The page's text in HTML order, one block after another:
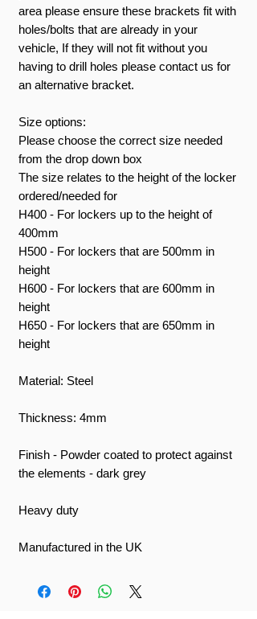
area please ensure these brackets fit with
holes/bolts that are already in your
vehicle, If they will not fit without you
having to drill holes please contact us for
an alternative bracket.
Size options:
Please choose the correct size needed
from the drop down box
The size relates to the height of the locker
ordered/needed for
H400 - For lockers up to the height of
400mm
H500 - For lockers that are 500mm in
height
H600 - For lockers that are 600mm in
height
H650 - For lockers that are 650mm in
height
Material: Steel
Thickness: 4mm
Finish - Powder coated to protect against
the elements - dark grey
Heavy duty
Manufactured in the UK